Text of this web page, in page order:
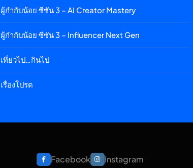
ผู้กำกับน้อย ซีซัน 3 – AI Creator Mastery
ผู้กำกับน้อย ซีซัน 3 – Influencer Next Gen
เที่ยวไป…กินไป
เรื่องโปรด
Facebook Instagram